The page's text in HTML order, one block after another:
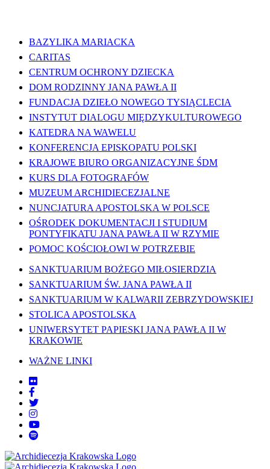
BAZYLIKA MARIACKA
CARITAS
CENTRUM OCHRONY DZIECKA
DOM RODZINNY JANA PAWŁA II
FUNDACJA DZIEŁO NOWEGO TYSIĄCLECIA
INSTYTUT DIALOGU MIĘDZYKULTUROWEGO
KATEDRA NA WAWELU
KONFERENCJA EPISKOPATU POLSKI
KRAJOWE BIURO ORGANIZACYJNE ŚDM
KURS DLA FOTOGRAFÓW
MUZEUM ARCHIDIECEZJALNE
NUNCJATURA APOSTOLSKA W POLSCE
OŚRODEK DOKUMENTACJI I STUDIUM
PONTYFIKATU JANA PAWŁA II W RZYMIE
POMOC KOŚCIOŁOWI W POTRZEBIE
SANKTUARIUM BOŻEGO MIŁOSIERDZIA
SANKTUARIUM ŚW. JANA PAWŁA II
SANKTUARIUM W KALWARII ZEBRZYDOWSKIEJ
STOLICA APOSTOLSKA
UNIWERSYTET PAPIESKI JANA PAWŁA II W
KRAKOWIE
WAŻNE LINKI